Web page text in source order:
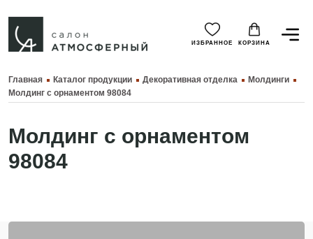
ИЗБРАННОЕ КОРЗИНА
Главная Каталог продукции Декоративная отделка
Молдинги
Молдинг с орнаментом 98084
Молдинг с орнаментом
98084